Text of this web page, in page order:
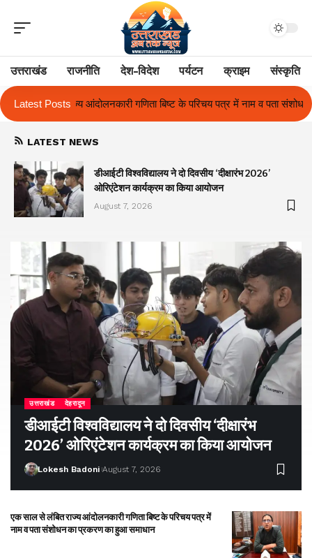
उत्तराखंड राजनीति देश-विदेश पर्यटन क्राइम संस्कृति
Latest Posts
बिष्ट के परिचय पत्र में नाम व पता संशोधन का प्रकरण का हुआ समाधान
LATEST NEWS
डीआईटी विश्वविद्यालय ने दो दिवसीय ‘दीक्षारंभ 2026’
ओरिएंटेशन कार्यक्रम का किया आयोजन
August 7, 2026
उत्तराखंड देहरादून
डीआईटी विश्वविद्यालय ने दो दिवसीय ‘दीक्षारंभ
2026’ ओरिएंटेशन कार्यक्रम का किया आयोजन
Lokesh Badoni August 7, 2026
एक साल से लंबित राज्य आंदोलनकारी गणिता बिष्ट के परिचय पत्र में
नाम व पता संशोधन का प्रकरण का हुआ समाधान